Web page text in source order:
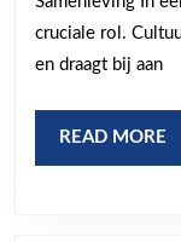
cruciale rol.
en draagt bij aan
READ MORE